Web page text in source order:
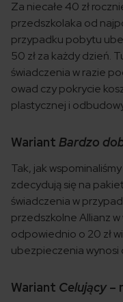
Za niecałe 40 zł
przedszkolaka od
przypadku pobytu
50 zł za każdy dzień.
świadczenia w razie
owad czy pokrycie
plastycznej i
Wariant Bardzo
Tak, jak
zdecydują się na
świadczenia w
przedszkolne Allianz
odpowiednio o 20 zł
ubezpieczenia wynosi
Wariant Celujący–